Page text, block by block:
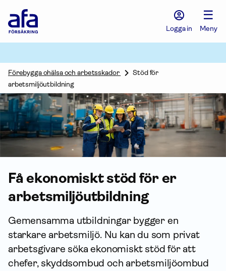
Försäkring
Logga in
☰
Meny
Förebygga ohälsa och arbetsskador
Stöd för
arbetsmiljöutbildning
Få ekonomiskt stöd för er
arbets­miljö­utbildning
Gemensamma utbildningar bygger en
starkare arbetsmiljö. Nu kan du som privat
arbetsgivare söka ekonomiskt stöd för att
chefer, skydds­ombud och arbets­miljö­ombud